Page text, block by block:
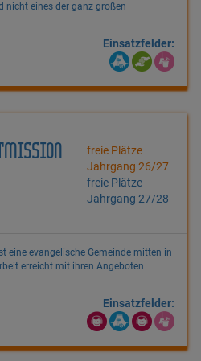
eines der ganz großen
Einsatzfelder:
freie Plätze
Jahrgang 26/27
freie Plätze
Jahrgang 27/28
eine evangelische Gemeinde mitten in
erreicht mit ihren Angeboten
Einsatzfelder: